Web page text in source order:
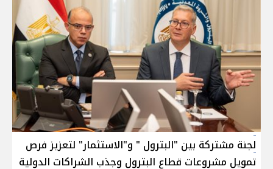
لجنة مشتركة بين "البترول " و"الاستثمار" لتعزيز فرص
تمويل مشروعات قطاع البترول وجذب الشراكات الدولية